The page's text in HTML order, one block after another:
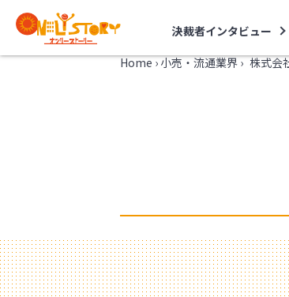
決裁者インタビュー
Home › 小売・流通業界 › 株式会